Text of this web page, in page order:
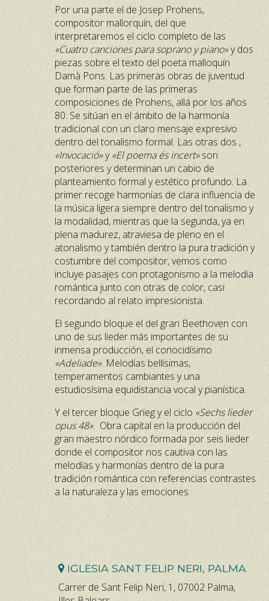
Por una parte el de Josep Prohens,
compositor mallorquín, del que
interpretaremos el ciclo completo de las
«Cuatro canciones para soprano y piano»y dos
piezas sobre el texto del poeta malloquín
Damà Pons. Las primeras obras de juventud
que forman parte de las primeras
composiciones de Prohens, allá por los años
80. Se sitúan en el ámbito de la harmonía
tradicional con un claro mensaje expresivo
dentro del tonalismo formal. Las otras dos ,
«Invocació»y«El poema és incert»son
posteriores y determinan un cabio de
planteamiento formal y estético profundo. La
primer recoge harmonias de clara influencia de
la música ligera siempre dentro del tonalismo y
la modalidad, mientras que la segunda, ya en
plena madurez, atraviesa de pleno en el
atonalismo y también dentro la pura tradición y
costumbre del compositor, vemos como
incluye pasajes con protagonismo a la melodía
romántica junto con otras de color, casi
recordando al relato impresionista.
El segundo bloque el del gran Beethoven con
uno de sus lieder más importantes de su
inmensa producción, el conocidísimo
«Adeliade». Melodías bellísimas,
temperamentos cambiantes y una
estudiosísima equidistancia vocal y pianística.
Y el tercer bloque Grieg y el ciclo «Sechs lieder
opus 48». Obra capital en la producción del
gran maestro nórdico formada por seis lieder
donde el compositor nos cautiva con las
melodías y harmonías dentro de la pura
tradición romántica con referencias contrastes
a la naturaleza y las emociones.
IGLESIA SANT FELIP NERI, PALMA
Carrer de Sant Felip Neri, 1, 07002 Palma,